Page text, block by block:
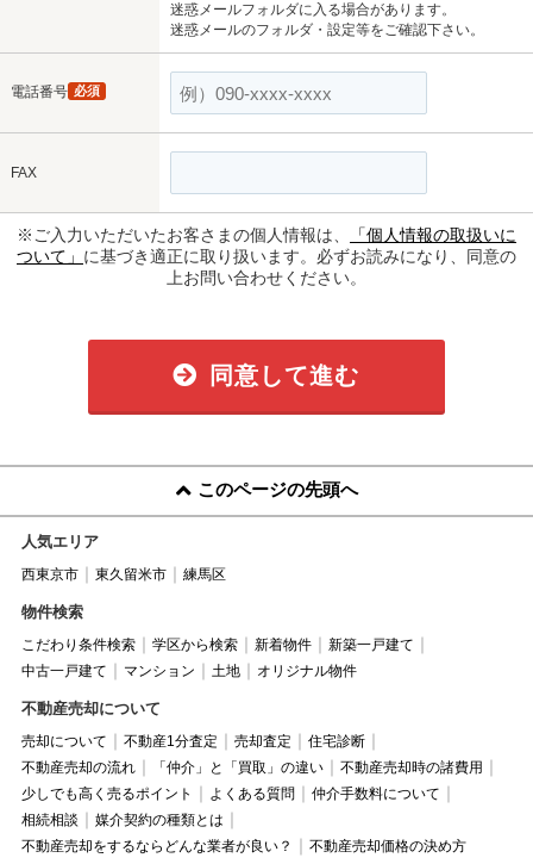
迷惑メールフォルダに入る場合があります。
迷惑メールのフォルダ・設定等をご確認下さい。
電話番号 必須
FAX
※ご入力いただいたお客さまの個人情報は、
「個人情報の取扱いに
ついて」 に基づき適正に取り扱います。必ずお読みになり、同意の
上お問い合わせください。
同意して進む
このページの先頭へ
人気エリア
西東京市 東久留米市 練馬区
物件検索
こだわり条件検索 学区から検索 新着物件
新築一戸建て
中古一戸建て
マンション 土地 オリジナル物件
不動産売却について
売却について 不動産1分査定 売却査定
住宅診断
不動産売却の流れ
「仲介」と「買取」の違い
不動産売却時の諸費用
少しでも高く売るポイント
よくある質問
仲介手数料について
相続相談
媒介契約の種類とは
不動産売却をするならどんな業者が良い？
不動産売却価格の決め方